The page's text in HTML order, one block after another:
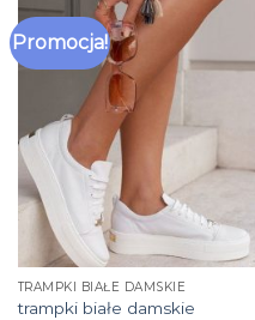
Promocja!
TRAMPKI BIAŁE DAMSKIE
trampki białe damskie